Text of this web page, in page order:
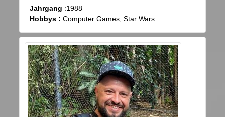
Jahrgang :1988
Hobbys : Computer Games, Star Wars